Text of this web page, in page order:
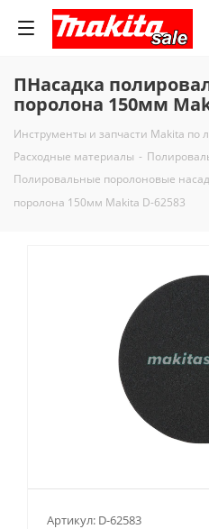
ПНасадка
поролона 150мм
Инструменты и запчасти Makita по
Расходные материалы -
Полировальные поролоновые
поролона 150мм Makita D-62583
Артикул: D-62583